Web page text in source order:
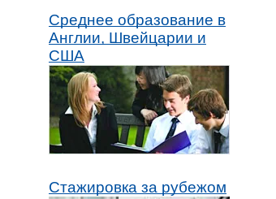
Среднее образование в
Англии, Швейцарии и
США
Стажировка за рубежом